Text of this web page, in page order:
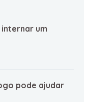
um
pode ajudar